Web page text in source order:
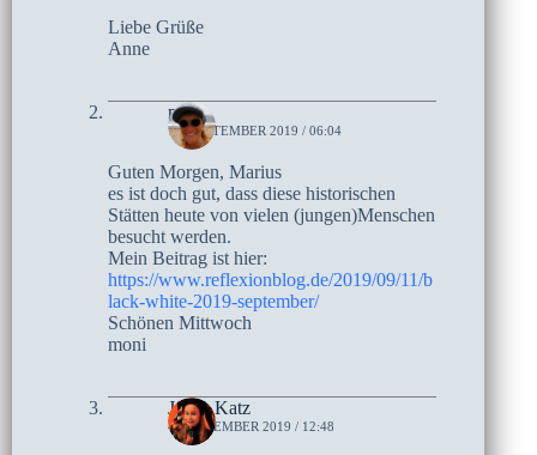
Liebe Grüße
Anne
moni
11. SEPTEMBER 2019 / 06:04
Guten Morgen, Marius
es ist doch gut, dass diese historischen
Stätten heute von vielen (jungen)Menschen
besucht werden.
Mein Beitrag ist hier:
https://www.reflexionblog.de/2019/09/11/b
lack-white-2019-september/
Schönen Mittwoch
moni
Jaelle Katz
4. SEPTEMBER 2019 / 12:48